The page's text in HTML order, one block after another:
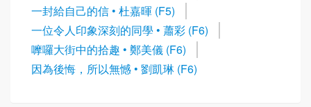
一封給自己的信 • 杜嘉暉 (F5)
一位令人印象深刻的同學 • 蕭彩 (F6)
嚤囉大街中的拾趣 • 鄭美儀 (F6)
因為後悔，所以無憾 • 劉凱琳 (F6)